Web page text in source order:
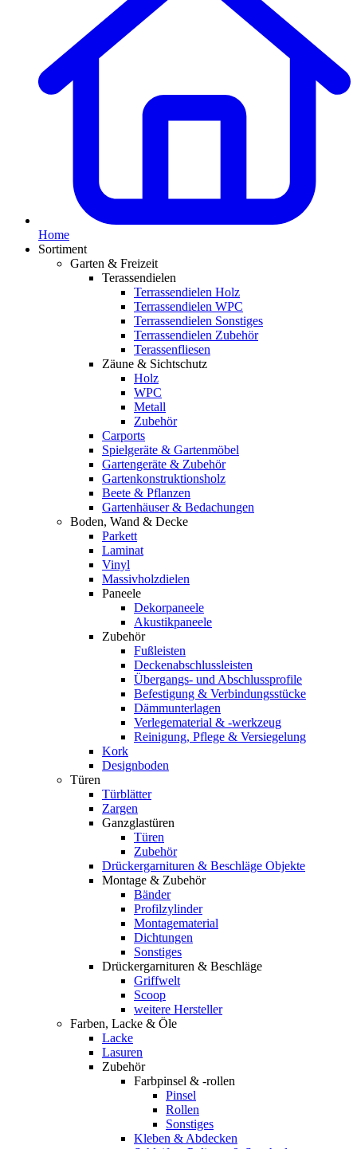
Home
Sortiment
Garten & Freizeit
Terassendielen
Terrassendielen Holz
Terrassendielen WPC
Terrassendielen Sonstiges
Terrassendielen Zubehör
Terassenfliesen
Zäune & Sichtschutz
Holz
WPC
Metall
Zubehör
Carports
Spielgeräte & Gartenmöbel
Gartengeräte & Zubehör
Gartenkonstruktionsholz
Beete & Pflanzen
Gartenhäuser & Bedachungen
Boden, Wand & Decke
Parkett
Laminat
Vinyl
Massivholzdielen
Paneele
Dekorpaneele
Akustikpaneele
Zubehör
Fußleisten
Deckenabschlussleisten
Übergangs- und Abschlussprofile
Befestigung & Verbindungsstücke
Dämmunterlagen
Verlegematerial & -werkzeug
Reinigung, Pflege & Versiegelung
Kork
Designboden
Türen
Türblätter
Zargen
Ganzglastüren
Türen
Zubehör
Drückergarnituren & Beschläge Objekte
Montage & Zubehör
Bänder
Profilzylinder
Montagematerial
Dichtungen
Sonstiges
Drückergarnituren & Beschläge
Griffwelt
Scoop
weitere Hersteller
Farben, Lacke & Öle
Lacke
Lasuren
Zubehör
Farbpinsel & -rollen
Pinsel
Rollen
Sonstiges
Kleben & Abdecken